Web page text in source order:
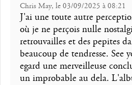
Chris May, le 03/09/2025 à 08:21
J'ai une toute autre
où je ne perçois nulle
retrouvailles et des pepites
beaucoup de tendresse. See
egard une merveilleuse
un improbable au dela.